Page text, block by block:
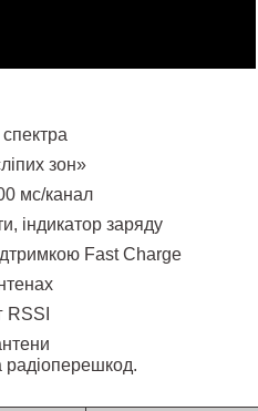
зон»
мс/канал
індикатор заряду
Fast Charge
RSSI
радіоперешкод.